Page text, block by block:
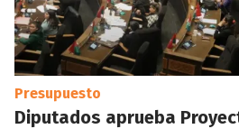
Presupuesto
Diputados aprueba